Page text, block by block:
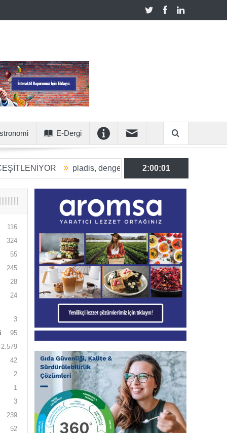
E-Dergi
pladis, dengeli beslenmeye katkı sunan ürün hacmini
2:00:02
116
324
55
245
28
24
3
95
2.579
42
2
1
3
239
52